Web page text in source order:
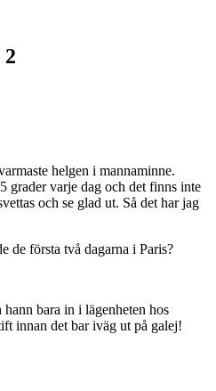
helgen i mannaminne.
grader varje dag och det finns inte
och se glad ut. Så det har jag
de första två dagarna i Paris?
bara in i lägenheten hos
innan det bar iväg ut på galej!